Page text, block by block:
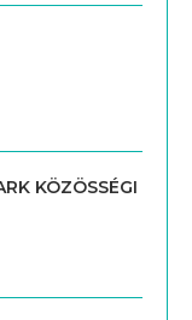
KÖZÖSSÉGI